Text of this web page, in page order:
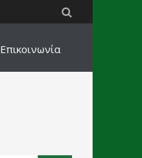
Επικοινωνία